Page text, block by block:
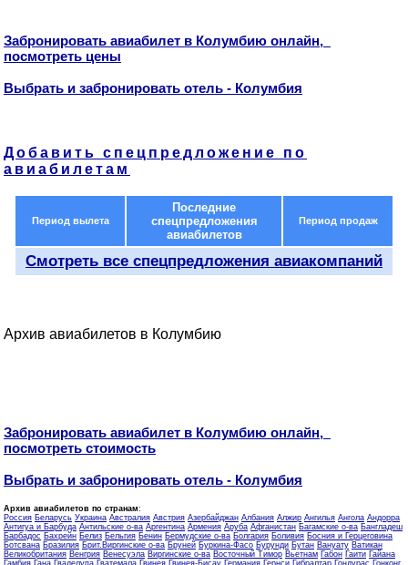
Забронировать авиабилет в Колумбию онлайн,
посмотреть цены
Выбрать и забронировать отель - Колумбия
Добавить спецпредложение по
авиабилетам
Период вылета
Последние
спецпредложения
авиабилетов
Период продаж
Смотреть все спецпредложения авиакомпаний
Архив авиабилетов в Колумбию
Забронировать авиабилет в Колумбию онлайн,
посмотреть стоимость
Выбрать и забронировать отель - Колумбия
Архив авиабилетов по странам:
Россия Беларусь Украина Австралия Австрия Азербайджан Албания Алжир Ангилья Ангола Андорра
Антигуа и Барбуда Антильские о-ва Аргентина Армения Аруба Афганистан Багамские о-ва Бангладеш
Барбадос Бахрейн Белиз Бельгия Бенин Бермудские о-ва Болгария Боливия Босния и Герцеговина
Ботсвана Бразилия Брит.Виргинские о-ва Бруней Буркина-Фасо Бурунди Бутан Вануату Ватикан
Великобритания Венгрия Венесуэла Виргинские о-ва Восточный Тимор Вьетнам Габон Гаити Гайана
Гамбия Гана Гваделупа Гватемала Гвинея Гвинея-Бисау Германия Гернси Гибралтар Гондурас Гонконг